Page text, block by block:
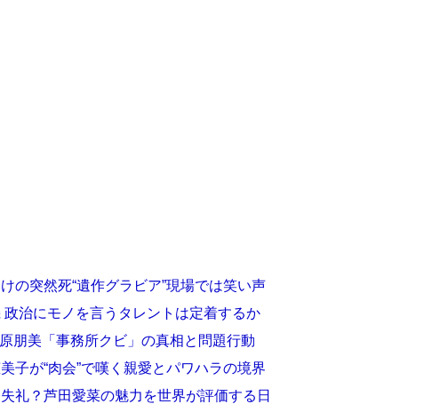
の突然死“遺作グラビア”現場では笑い声
治にモノを言うタレントは定着するか
朋美「事務所クビ」の真相と問題行動
子が“肉会”で嘆く親愛とパワハラの境界
失礼？芦田愛菜の魅力を世界が評価する日